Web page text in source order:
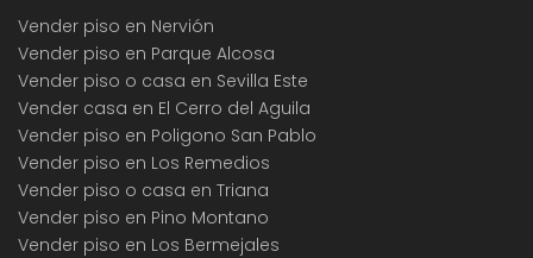
Vender piso en Nervión
Vender piso en Parque Alcosa
Vender piso o casa en Sevilla Este
Vender casa en El Cerro del Aguila
Vender piso en Poligono San Pablo
Vender piso en Los Remedios
Vender piso o casa en Triana
Vender piso en Pino Montano
Vender piso en Los Bermejales